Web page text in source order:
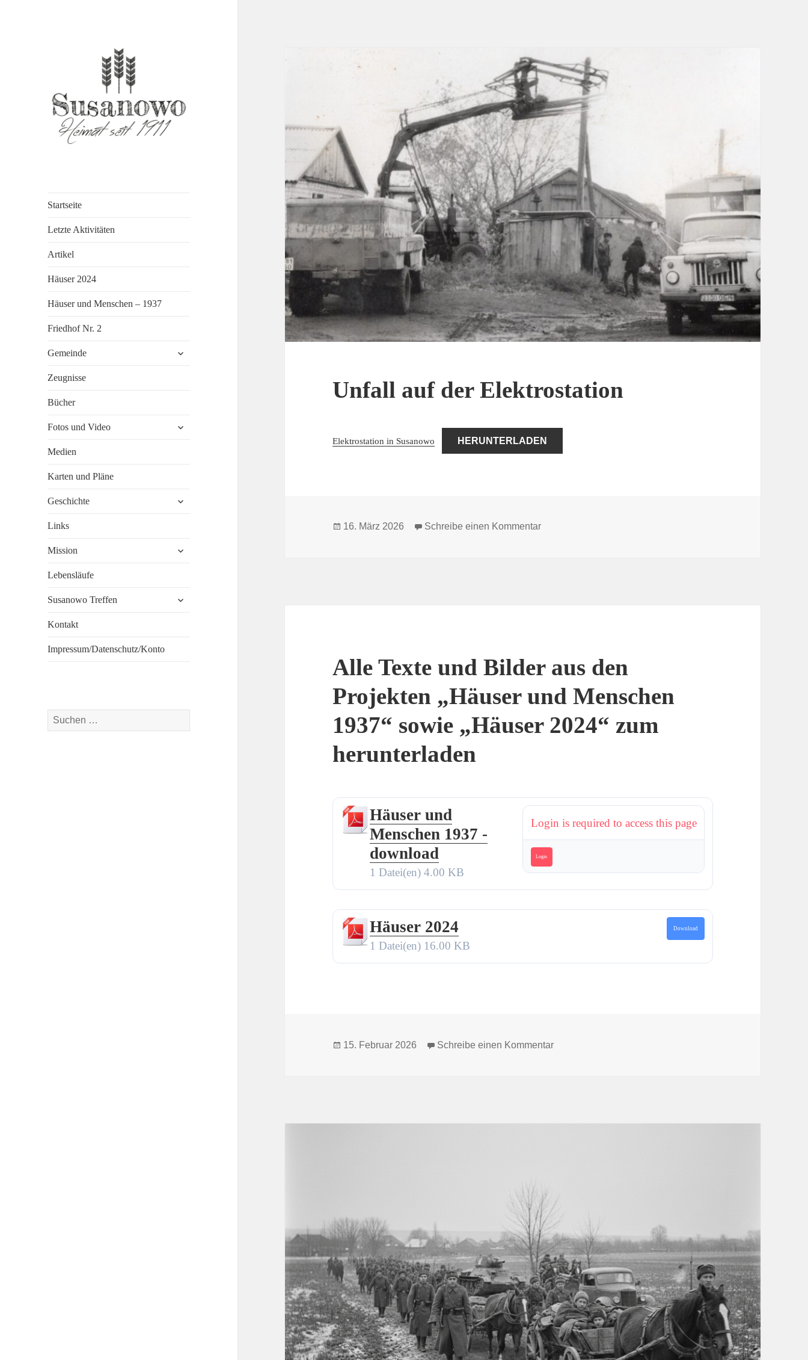
Startseite
Letzte Aktivitäten
Artikel
Häuser 2024
Häuser und Menschen – 1937
Friedhof Nr. 2
Gemeinde
öffnen
Zeugnisse
Bücher
Fotos und Video
öffnen
Medien
Karten und Pläne
Geschichte
öffnen
Links
Mission
öffnen
Lebensläufe
Susanowo Treffen
öffnen
Kontakt
Impressum/Datenschutz/Konto
Suchen
nach:
Unfall auf der Elektrostation
Elektrostation in Susanowo HERUNTERLADEN
Veröffentlicht
16. März 2026 Schreibe einen Kommentarzu Unfall auf der Elektrostation
Alle Texte und Bilder aus den
Projekten „Häuser und Menschen
1937“ sowie „Häuser 2024“ zum
herunterladen
Häuser und
Menschen 1937 -
download
1 Datei(en) 4.00 KB
Login is required to access this page
Login
Häuser 2024
1 Datei(en) 16.00 KB
Download
Veröffentlicht
15. Februar 2026 Schreibe einen Kommentarzu Alle Texte und Bilder aus den Projekten „Häuser und